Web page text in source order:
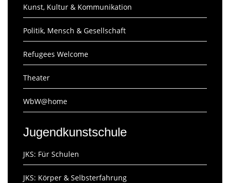
Kunst, Kultur & Kommunikation
Politik, Mensch & Gesellschaft
Refugees Welcome
Theater
WbW@home
Jugendkunstschule
JKS: Für Schulen
JKS: Körper & Selbsterfahrung